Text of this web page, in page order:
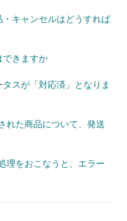
キャンセルはどうすれば
できますか
スが「対応済」となりま
れた商品について、発送
理をおこなうと、エラー